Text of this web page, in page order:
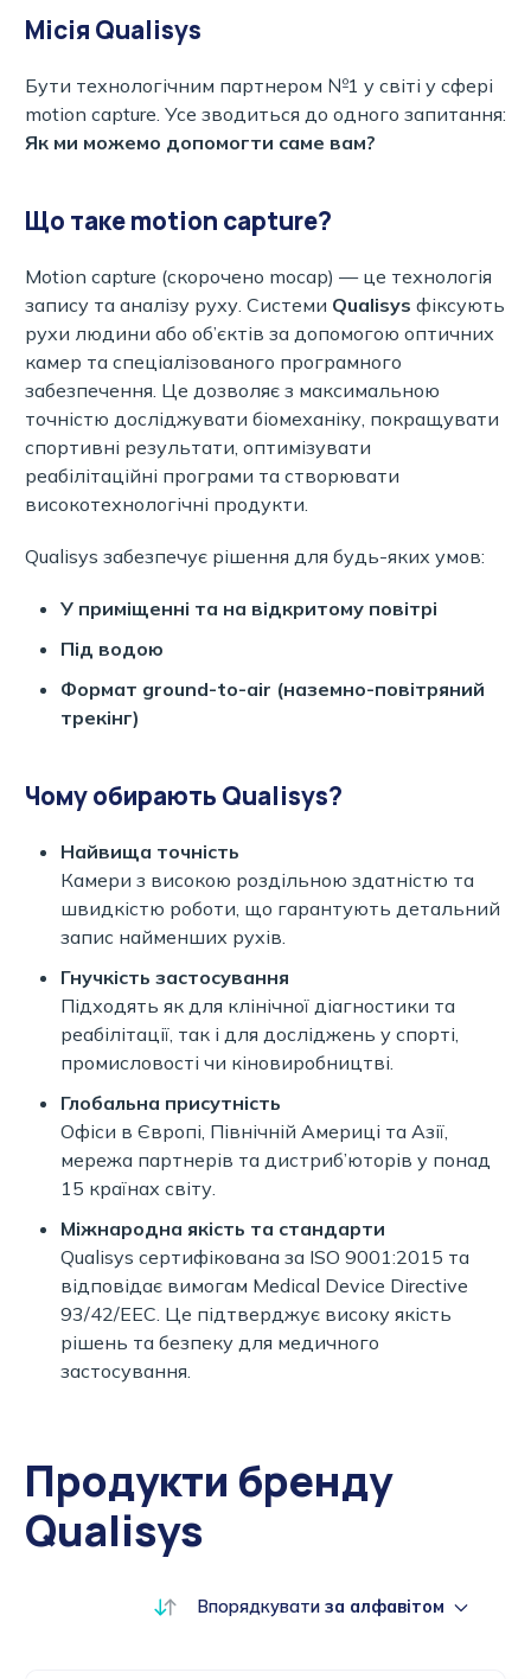
Місія Qualisys
Бути технологічним партнером №1 у світі у сфері
motion capture. Усе зводиться до одного запитання:
Як ми можемо допомогти саме вам?
Що таке motion capture?
Motion capture (скорочено mocap) — це технологія
запису та аналізу руху. Системи Qualisys фіксують
рухи людини або об’єктів за допомогою оптичних
камер та спеціалізованого програмного
забезпечення. Це дозволяє з максимальною
точністю досліджувати біомеханіку, покращувати
спортивні результати, оптимізувати
реабілітаційні програми та створювати
високотехнологічні продукти.
Qualisys забезпечує рішення для будь-яких умов:
У приміщенні та на відкритому повітрі
Під водою
Формат ground-to-air (наземно-повітряний
трекінг)
Чому обирають Qualisys?
Найвища точність
Камери з високою роздільною здатністю та
швидкістю роботи, що гарантують детальний
запис найменших рухів.
Гнучкість застосування
Підходять як для клінічної діагностики та
реабілітації, так і для досліджень у спорті,
промисловості чи кіновиробництві.
Глобальна присутність
Офіси в Європі, Північній Америці та Азії,
мережа партнерів та дистриб’юторів у понад
15 країнах світу.
Міжнародна якість та стандарти
Qualisys сертифікована за ISO 9001:2015 та
відповідає вимогам Medical Device Directive
93/42/EEC. Це підтверджує високу якість
рішень та безпеку для медичного
застосування.
Продукти бренду
Qualisys
Впорядкувати за алфавітом